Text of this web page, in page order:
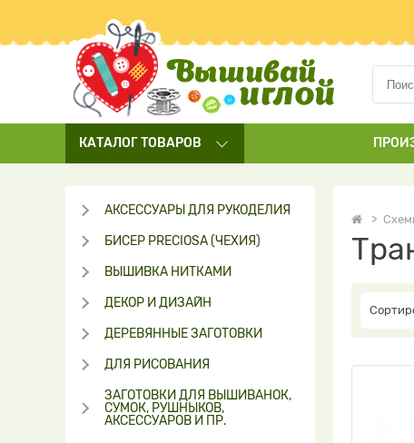
КАТАЛОГТОВАРОВ
АКСЕССУАРЫ ДЛЯ РУКОДЕЛИЯ
БИСЕР PRECIOSA (ЧЕХИЯ)
ВЫШИВКА НИТКАМИ
ДЕКОР И ДИЗАЙН
ДЕРЕВЯННЫЕ ЗАГОТОВКИ
ДЛЯ РИСОВАНИЯ
ЗАГОТОВКИ ДЛЯ ВЫШИВАНОК,
СУМОК, РУШНЫКОВ,
АКСЕССУАРОВ И ПР.